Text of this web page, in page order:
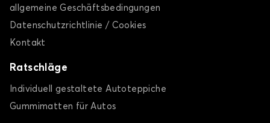
allgemeine Geschäftsbedingungen
Datenschutzrichtlinie / Cookies
Kontakt
Ratschläge
Individuell gestaltete Autoteppiche
Gummimatten für Autos